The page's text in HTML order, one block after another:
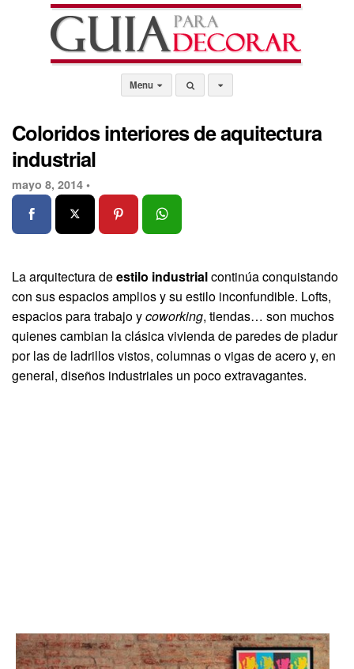
Menu
Coloridos interiores de aquitectura
industrial
mayo 8, 2014 •
La arquitectura deestilo industrialcontinúa conquistando
con sus espacios amplios y su estilo inconfundible. Lofts,
espacios para trabajo ycoworking, tiendas… son muchos
quienes cambian la clásica vivienda de paredes de pladur
por las de ladrillos vistos, columnas o vigas de acero y, en
general, diseños industriales un poco extravagantes.